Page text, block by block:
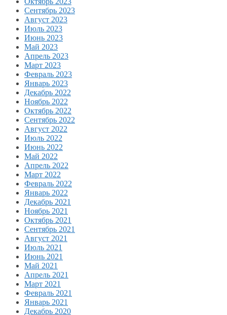
Сентябрь 2023
Август 2023
Июль 2023
Июнь 2023
Май 2023
Апрель 2023
Март 2023
Февраль 2023
Январь 2023
Декабрь 2022
Ноябрь 2022
Октябрь 2022
Сентябрь 2022
Август 2022
Июль 2022
Июнь 2022
Май 2022
Апрель 2022
Март 2022
Февраль 2022
Январь 2022
Декабрь 2021
Ноябрь 2021
Октябрь 2021
Сентябрь 2021
Август 2021
Июль 2021
Июнь 2021
Май 2021
Апрель 2021
Март 2021
Февраль 2021
Январь 2021
Декабрь 2020